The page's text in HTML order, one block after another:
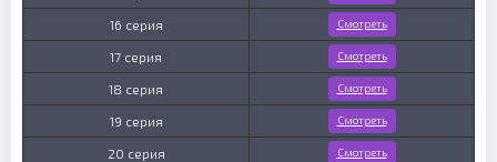
16 серия Смотреть
17 серия Смотреть
18 серия Смотреть
19 серия Смотреть
20 серия Смотреть